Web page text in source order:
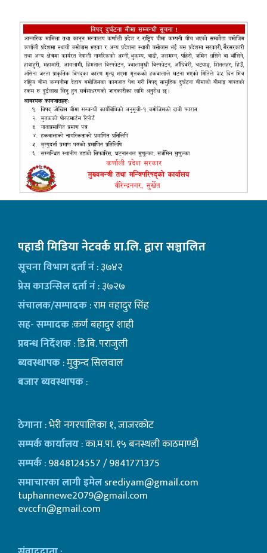
पहाडी मिडिया नेटवर्क प्रा.लि. द्वारा सञ्चालित
सूचना विभाग दर्ता नं: ३७४२
प्रेस काउन्सिल दर्ता नं: ३७२७
संचालक/सम्पादक: राम वहादुर सिंह
सह- सम्पादक:कर्ण बहादुर शाही
प्रबन्ध निर्देशक: डि.बि. पराजुली
ब्यवस्थापक: मुकुन्द सिलवाल
बजार ब्यवस्थापक:
ठेगाना: भेरी नगरपालिका १, जाजरकोट
सम्पर्क कार्यालय: का.म.पा. १५ बनस्थली काठमाण्डाै
सम्पर्क: 9848124557 / 9841771375
समाचारका लागी इमेलsrediyam@gmail.com
tuphannewe2079@gmail.com
evccfn@gmail.com